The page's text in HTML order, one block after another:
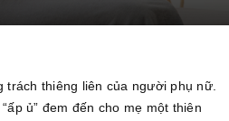
trách thiêng liên của người phụ nữ.
ủ” đem đến cho mẹ một thiên